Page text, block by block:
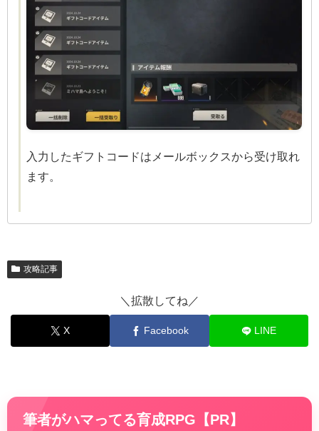
入力したギフトコードはメールボックスから受け取れ
ます。
攻略記事
＼拡散してね／
X Facebook LINE
筆者がハマってる育成RPG【PR】